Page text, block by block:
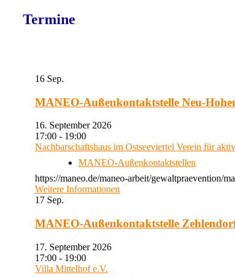
Termine
16 Sep.
MANEO-Außenkontaktstelle Neu-
16. September 2026
17:00 - 19:00
Nachbarschaftshaus im Ostseeviertel Verein für
MANEO-Außenkontaktstellen
https://maneo.de/maneo-arbeit/gewaltpraevention/
Weitere Informationen
17 Sep.
MANEO-Außenkontaktstelle
17. September 2026
17:00 - 19:00
Villa Mittelhof e.V.